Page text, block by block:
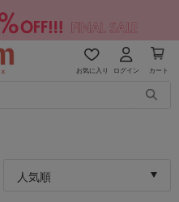
お気に入り ログイン カート
人気順